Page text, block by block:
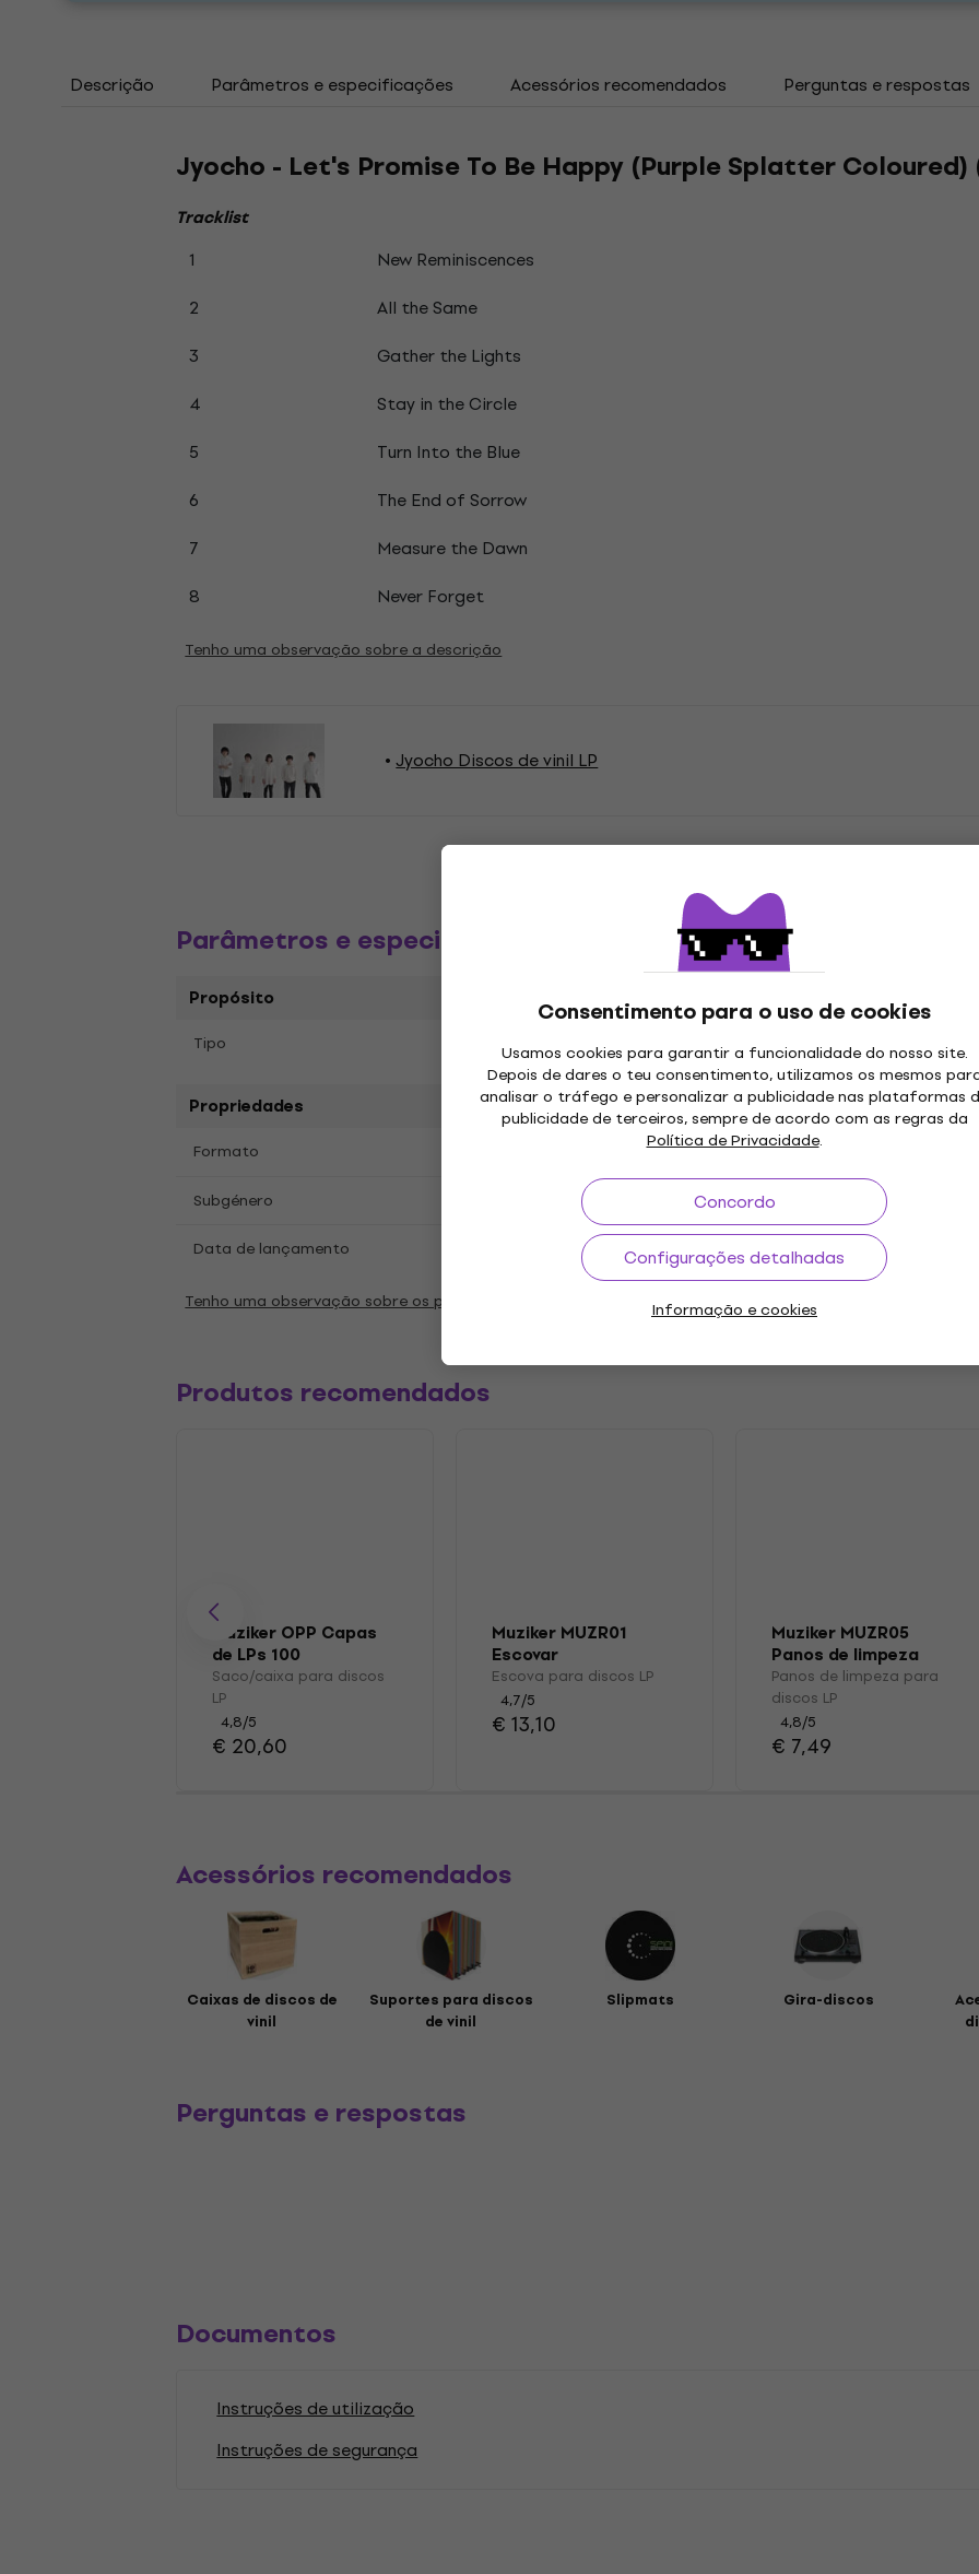
Consentimento para o uso de cookies
Usamos cookies para garantir a funcionalidade do nosso site.
Depois de dares o teu consentimento, utilizamos os mesmos
analisar o tráfego e personalizar a publicidade nas plataformas
publicidade de terceiros, sempre de acordo com as regras da
Política de Privacidade.
Concordo
Configurações detalhadas
Informação e cookies
Descrição Parâmetros e especificações Acessórios recomendados Perguntas e respostas
Jyocho - Let's Promise To Be Happy (Purple Splatter Coloured)
Tracklist
1
New Reminiscences
2
All the Same
3
Gather the Lights
4
Stay in the Circle
5
Turn Into the Blue
6
The End of Sorrow
7
Measure the Dawn
8
Never Forget
Tenho uma observação sobre a descrição
Jyocho Discos de vinil LP
Parâmetros e especificações
Propósito
Tipo Disco LP
Propriedades
Formato
Género
Subgénero
Ano de lançamento
Data de lançamento
Etiqueta
Tenho uma observação sobre os parâmetros
Produtos recomendados
Muziker OPP Capas
de LPs 100
Saco/caixa para discos
LP
4,8/5
€ 20,60
Muziker MUZR01
Escovar
Escova para discos LP
4,7/5
€ 13,10
Muziker MUZR05
Panos de limpeza
para discos LP
Panos de limpeza para
discos LP
4,8/5
€ 7,49
Acessórios recomendados
Caixas de discos de
vinil
Suportes para discos
de vinil
Slipmats Gira-discos
Perguntas e respostas
Documentos
Instruções de utilização
Instruções de segurança